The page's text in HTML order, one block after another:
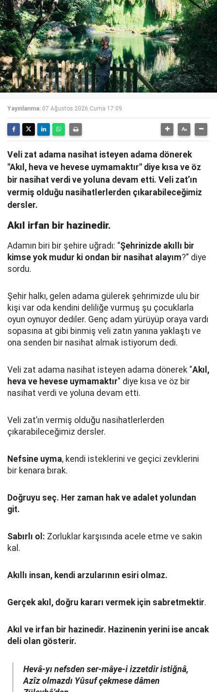
Yayınlanma: 07 Ağustos 2026 Cuma 17:09
Veli zat adama nasihat isteyen adama dönerek
"Akıl, heva ve hevese uymamaktır" diye kısa ve öz
bir nasihat verdi ve yoluna devam etti. Veli zat’ın
vermiş olduğu nasihatlerlerden çıkarabileceğimiz
dersler.
Akıl irfan bir hazinedir.
Adamın biri bir şehire uğradı: “Şehrinizde akıllı bir
kimse yok mudur ki ondan bir nasihat alayım?” diye
sordu.
Şehir halkı, gelen adama gülerek şehrimizde ulu bir
kişi var oda kendini deliliğe vurmuş şu çocuklarla
oyun oynuyor dediler. Genç adam yürüyüp oraya vardı
sopasına at gibi binmiş veli zatın yanına yaklaştı ve
ona senden bir nasihat almak istiyorum dedi.
Veli zat adama nasihat isteyen adama dönerek "Akıl,
heva ve hevese uymamaktır" diye kısa ve öz bir
nasihat verdi ve yoluna devam etti.
Veli zat’ın vermiş olduğu nasihatlerlerden
çıkarabileceğimiz dersler.
Nefsine uyma, kendi isteklerini ve geçici zevklerini
bir kenara bırak.
Doğruyu seç. Her zaman hak ve adalet yolundan
git.
Sabırlı ol: Zorluklar karşısında acele etme ve sakin
kal.
Akıllı insan, kendi arzularının esiri olmaz.
Gerçek akıl, doğru kararı vermek için sabretmektir.
Akıl ve irfan bir hazinedir. Hazinenin yerini ise ancak
deli olan gösterir.
Hevâ-yı nefsden ser-mâye-i izzetdir istiğnâ,
Azîz olmazdı Yûsuf çekmese dâmen